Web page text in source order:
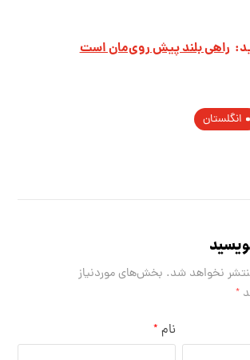
راهی بلند پیش روی‌مان است
انگلستان
نخواهد شد. بخش‌های موردنیاز
*
نام *